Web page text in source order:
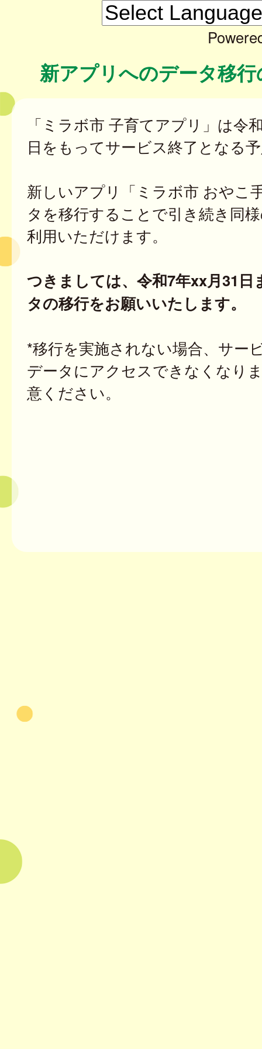
新アプリへのデータ移
「ミラボ市 子育てアプリ」は令
日をもってサービス終了となる
新しいアプリ「ミラボ市 おやこ
タを移行することで引き続き同
利用いただけます。
つきましては、令和7年xx月31日
タの移行をお願いいたします。
*移行を実施されない場合、サー
データにアクセスできなくなり
意ください。